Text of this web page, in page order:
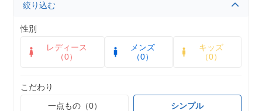
絞り込む
性別
レディース
（0）
メンズ
（0）
キッズ
（0）
こだわり
一点もの（0）
シンプル